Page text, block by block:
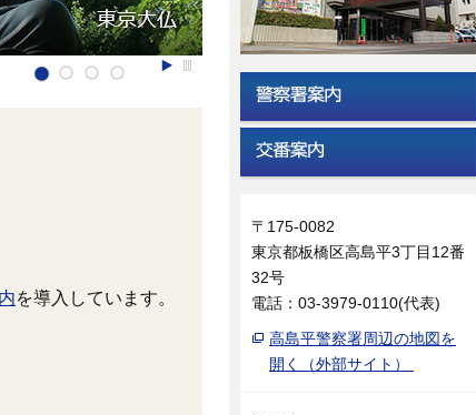
を導入しています。
〒175-0082
東京都板橋区高島平3丁目12番
32号
電話：03-3979-0110(代表)
高島平警察署周辺の地図を
開く（外部サイト）